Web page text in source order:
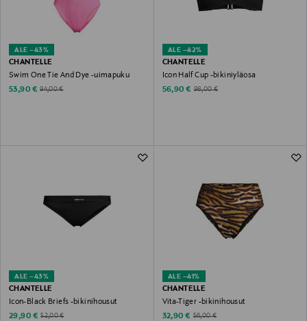
ALE –43%
CHANTELLE
Swim One Tie And Dye -uimapuku
Discounted Price
53,90 € Original Price
94,00 €
ALE –42%
CHANTELLE
Icon Half Cup -bikiniyläosa
Discounted Price
56,90 € Original Price
98,00 €
ALE –43%
CHANTELLE
Icon-Black Briefs -bikinihousut
Discounted Price
29,90 € Original Price
52,00 €
ALE –41%
CHANTELLE
Vita-Tiger -bikinihousut
Discounted Price
32,90 € Original Price
56,00 €